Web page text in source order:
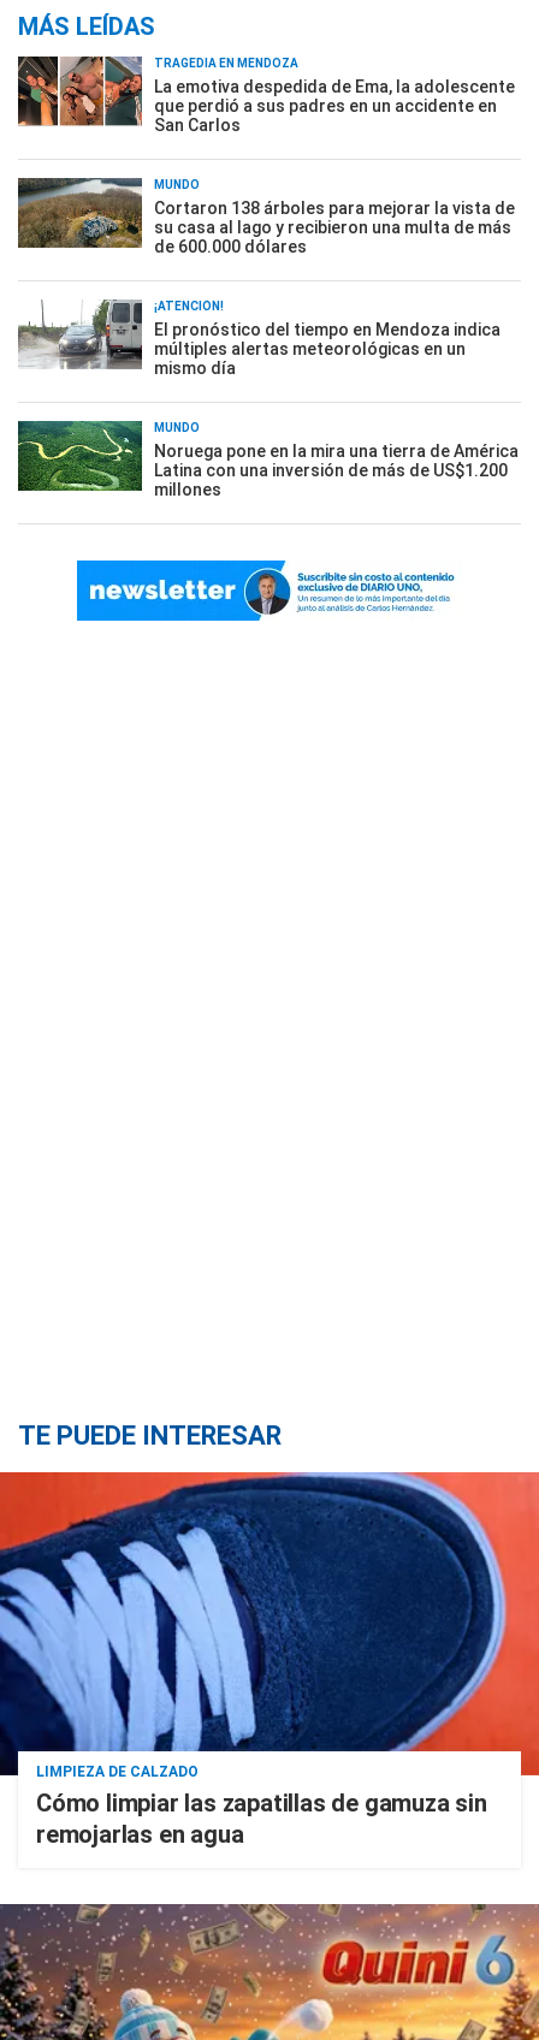
MÁS LEÍDAS
TRAGEDIA EN MENDOZA
La emotiva despedida de Ema, la adolescente
que perdió a sus padres en un accidente en
San Carlos
MUNDO
Cortaron 138 árboles para mejorar la vista de
su casa al lago y recibieron una multa de más
de 600.000 dólares
¡ATENCIÓN!
El pronóstico del tiempo en Mendoza indica
múltiples alertas meteorológicas en un
mismo día
MUNDO
Noruega pone en la mira una tierra de América
Latina con una inversión de más de US$1.200
millones
TE PUEDE INTERESAR
LIMPIEZA DE CALZADO
Cómo limpiar las zapatillas de gamuza sin
remojarlas en agua